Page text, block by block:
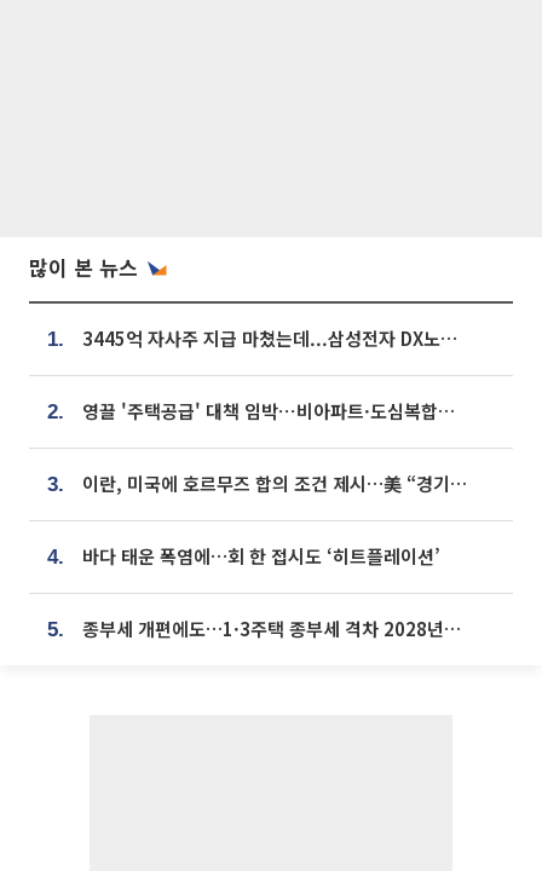
많이 본 뉴스
1. 3445억 자사주 지급 마쳤는데...삼성전자 DX노조, 뒤늦은 '떼쓰기 집회'
2. 영끌 '주택공급' 대책 임박⋯비아파트·도심복합까지 총동원
3. 이란, 미국에 호르무즈 합의 조건 제시…美 “경기 아직 안 끝나” [종합]
4. 바다 태운 폭염에…회 한 접시도 ‘히트플레이션’
5. 종부세 개편에도…1·3주택 종부세 격차 2028년부터 확대